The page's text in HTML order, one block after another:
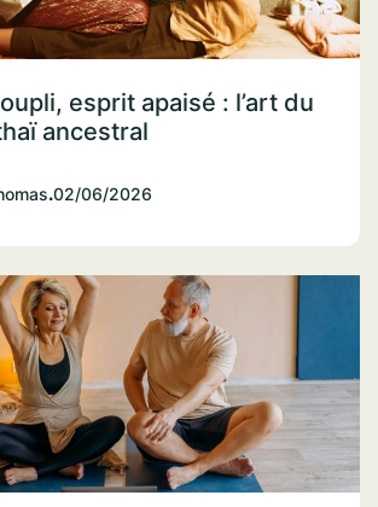
esprit apaisé : l’art du
ancestral
.02/06/2026